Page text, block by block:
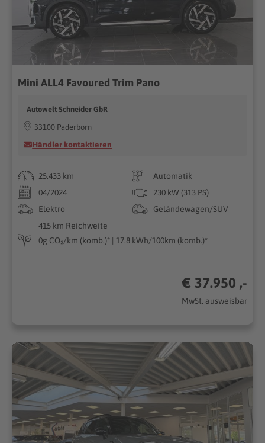
Mini ALL4 Favoured Trim Pano
Autowelt Schneider GbR
33100 Paderborn
Händler kontaktieren
25.433 km
Automatik
04/2024
230 kW (313 PS)
Elektro
Geländewagen/SUV
415 km Reichweite
0g CO₂/km (komb.)* | 17.8 kWh/100km (komb.)*
€ 37.950 ,-
MwSt. ausweisbar